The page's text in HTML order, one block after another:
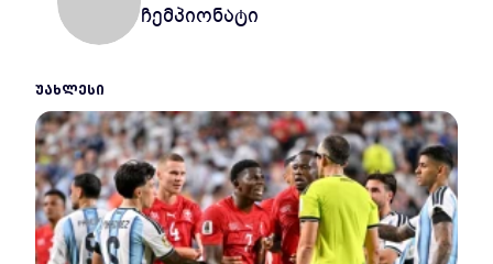
ჩემპიონატი
ᲣᲐᲮᲚᲔᲡᲘ